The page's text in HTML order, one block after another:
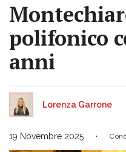
polifonico
anni
Lorenza Garrone
19 Novembre 2025